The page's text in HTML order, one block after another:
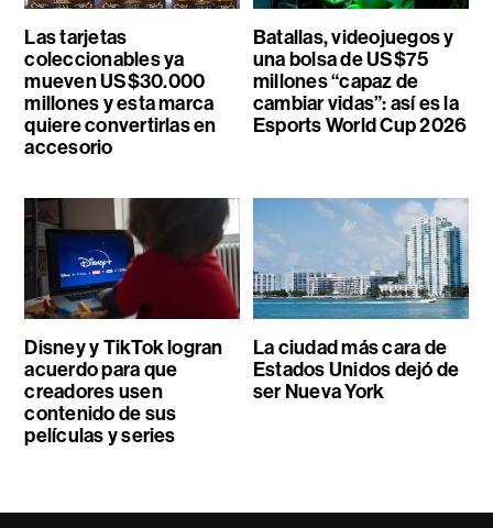
Las tarjetas
coleccionables ya
mueven US$30.000
millones y esta marca
quiere convertirlas en
accesorio
Batallas, videojuegos y
una bolsa de US$75
millones “capaz de
cambiar vidas”: así es la
Esports World Cup 2026
Disney y TikTok logran
acuerdo para que
creadores usen
contenido de sus
películas y series
La ciudad más cara de
Estados Unidos dejó de
ser Nueva York